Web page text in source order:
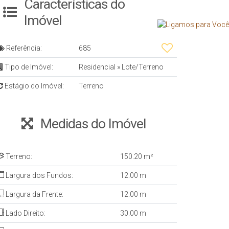
Características do
Imóvel
Referência: 685
Tipo de Imóvel: Residencial » Lote/Terreno
Estágio do Imóvel: Terreno
Medidas do Imóvel
Terreno: 150 .20 m²
Largura dos Fundos: 12 .00 m
Largura da Frente: 12 .00 m
Lado Direito: 30 .00 m